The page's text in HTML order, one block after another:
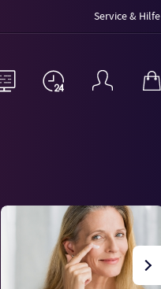
Service & Hilfe